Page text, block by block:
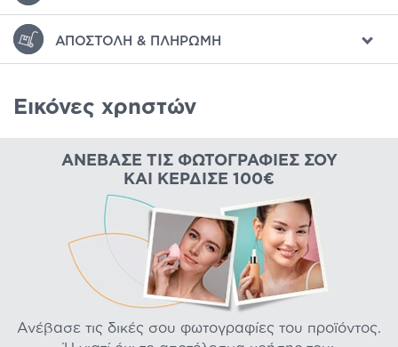
ΑΠΟΣΤΟΛΉ & ΠΛΗΡΩΜΉ
Εικόνες χρηστών
ΑΝΈΒΑΣΕ ΤΙΣ ΦΩΤΟΓΡΑΦΊΕΣ ΣΟΥ
ΚΑΙ ΚΈΡΔΙΣΕ 100€
Ανέβασε τις δικές σου φωτογραφίες του προϊόντος.